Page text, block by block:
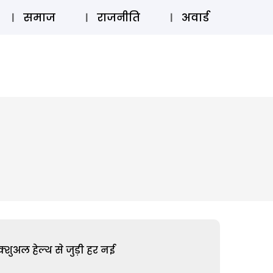
लॉग इन ⚲ SUBSCRIBE
समाज राजनीति अवार्ड
हेल्थ से जुड़ी हर नई